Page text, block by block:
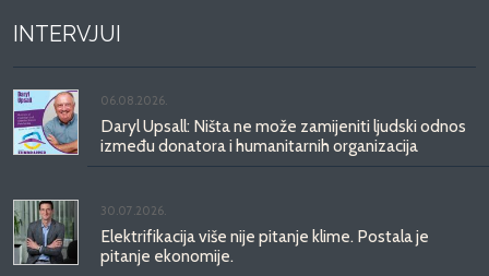
INTERVJUI
06.08.2026.
Daryl Upsall: Ništa ne može zamijeniti ljudski odnos
između donatora i humanitarnih organizacija
30.07.2026.
Elektrifikacija više nije pitanje klime. Postala je
pitanje ekonomije.